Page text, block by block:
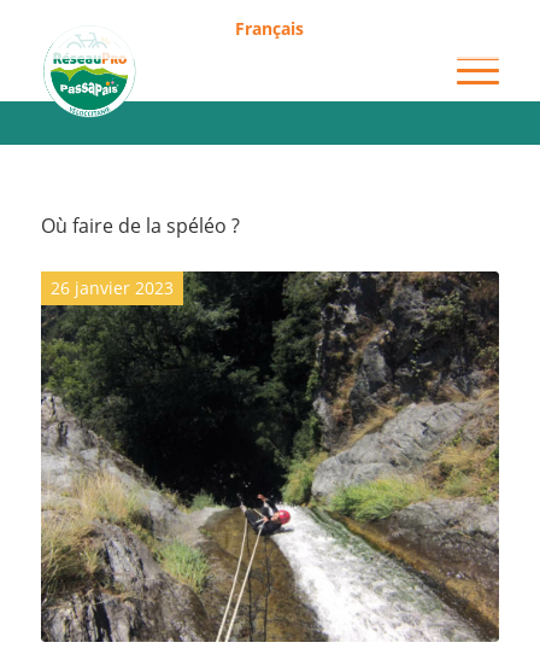
Français
Où faire de la spéléo ?
26 janvier 2023